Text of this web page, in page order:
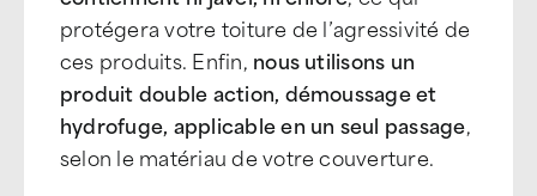
protégera votre toiture de l’agressivité de
ces produits. Enfin, nous utilisons un
produit double action, démoussage et
hydrofuge, applicable en un seul passage,
selon le matériau de votre couverture.